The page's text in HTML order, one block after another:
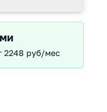
2248 руб/мес